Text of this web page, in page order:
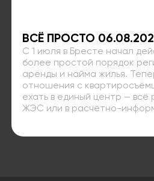
ВСЁ ПРОСТО
С 1 июля в Бресте начал
более простой порядок
аренды и найма жилья.
отношения с
ехать в единый центр — всё
ЖЭС или в расчётно-